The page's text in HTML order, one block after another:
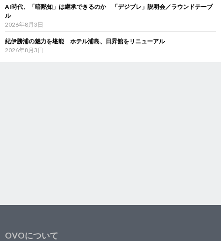
AI時代、「暗黙知」は継承できるのか 「デジブレ」説明会／ラウンドテーブ
ル
2026年8月3日
紀伊勝浦の魅力を堪能 ホテル浦島、日昇館をリニューアル
2026年8月3日
OVOについて